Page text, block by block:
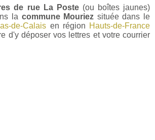
de rue La Poste(ou boîtes jaunes)
la commune Mouriez située dans le
de-Calais en région Hauts-de-France
d'y déposer vos lettres et votre courrier